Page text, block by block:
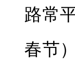
路常
春节